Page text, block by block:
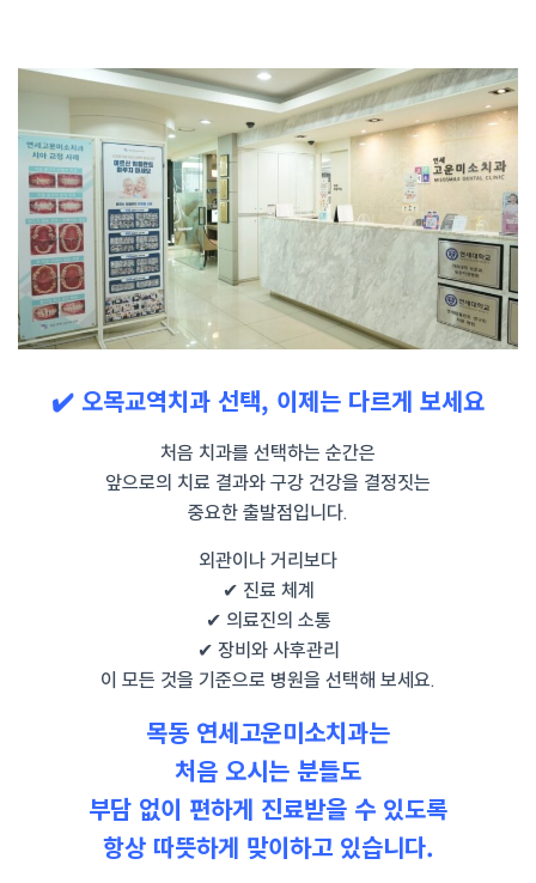
✔️ 오목교역치과 선택, 이제는 다르게 보세요
처음 치과를 선택하는 순간은
앞으로의 치료 결과와 구강 건강을 결정짓는
중요한 출발점입니다.
외관이나 거리보다
✔ 진료 체계
✔ 의료진의 소통
✔ 장비와 사후관리
이 모든 것을 기준으로 병원을 선택해 보세요.
목동 연세고운미소치과는
처음 오시는 분들도
부담 없이 편하게 진료받을 수 있도록
항상 따뜻하게 맞이하고 있습니다.